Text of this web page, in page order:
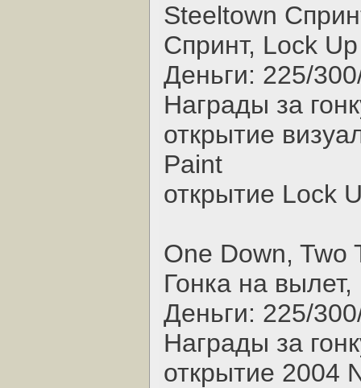
Steeltown
Спринт, Lock Up
Деньги: 225/
Награды за
открытие
Paint
открытие Lock
One Down, Two
Гонка на
Деньги: 225/
Награды за
открытие 2004